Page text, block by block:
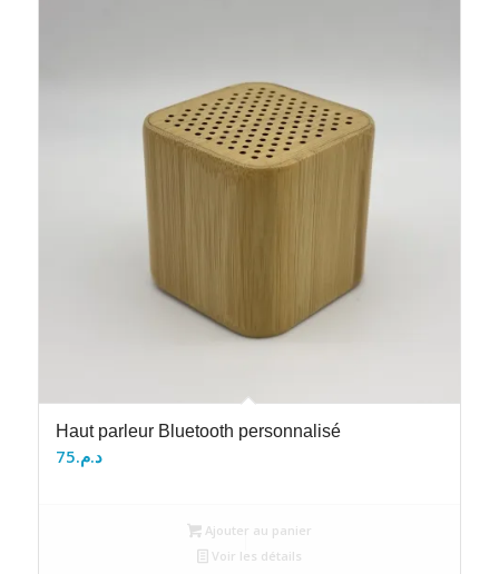
Haut parleur Bluetooth personnalisé
د.م.75
Ajouter au panier
Voir les détails